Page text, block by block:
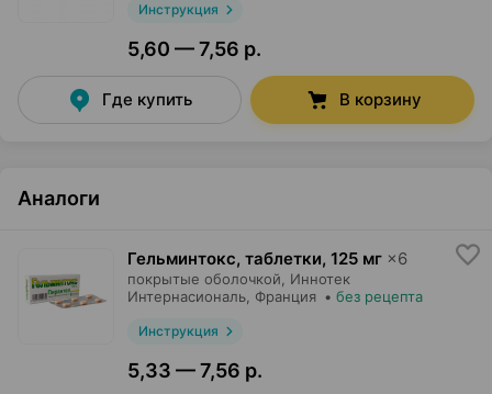
Инструкция
5,60 — 7,56 р.
Где купить В корзину
Аналоги
Гельминтокс, таблетки, 125 мг ×6
покрытые оболочкой, Иннотек
Интернасиональ, Франция • без рецепта
Инструкция
5,33 — 7,56 р.